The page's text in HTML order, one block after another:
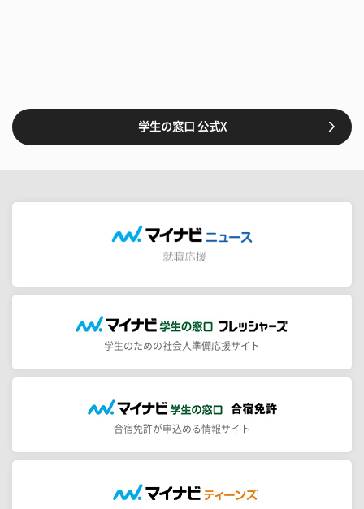
学生の窓口 公式X
学生のための社会人準備応援サイト
合宿免許が申込める情報サイト